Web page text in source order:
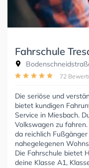
Fahrschule
72
Die seriöse und
bietet kundigen
Service in Miesbach.
Volkswagen zu
da reichlich
nahegelegenen
Die Fahrschule bietet
deine Klasse A1,